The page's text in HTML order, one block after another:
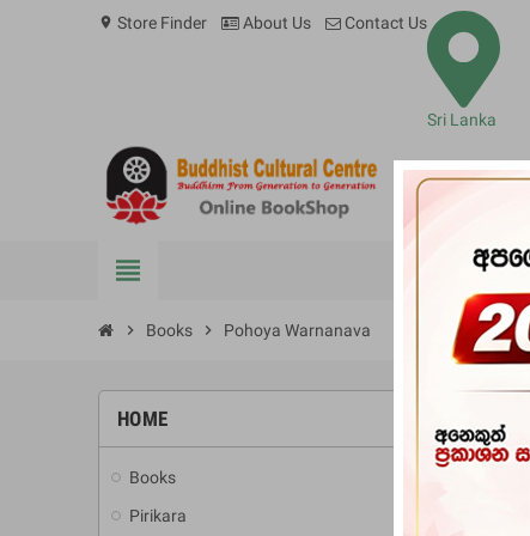
location_on Store Finder About Us Contact Us
Sri Lanka
view_headline BOOKS
chevron_right Books chevron_right Pohoya Warnanava
HOME
Books
Pirikara
-10%